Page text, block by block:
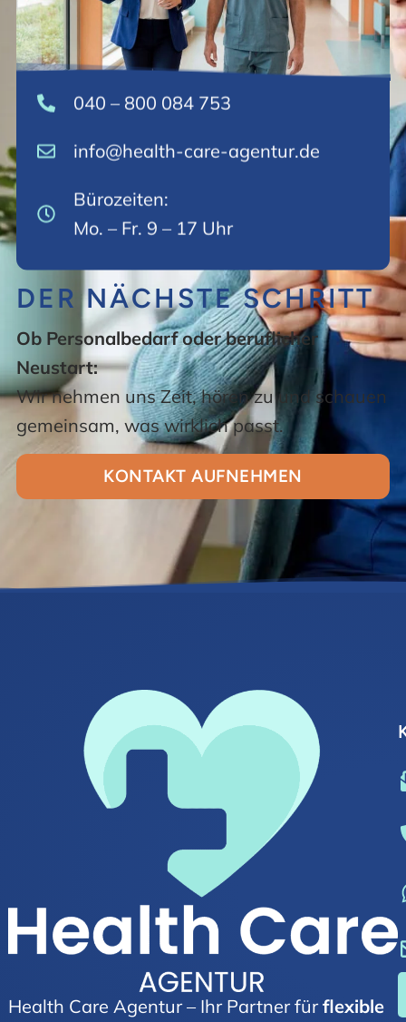
040 – 800 084 753
info@health-care-agentur.de
Bürozeiten:
Mo. – Fr. 9 – 17 Uhr
DER NÄCHSTE SCHRITT
Ob Personalbedarf oder beruflicher
Neustart:
Wir nehmen uns Zeit, hören zu und schauen
gemeinsam, was wirklich passt.
KONTAKT AUFNEHMEN
Health Care Agentur – Ihr Partner fürflexible